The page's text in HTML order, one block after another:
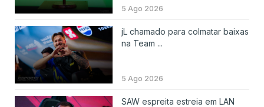
5 Ago 2026
jL chamado para colmatar baixas
na Team ...
5 Ago 2026
SAW espreita estreia em LAN